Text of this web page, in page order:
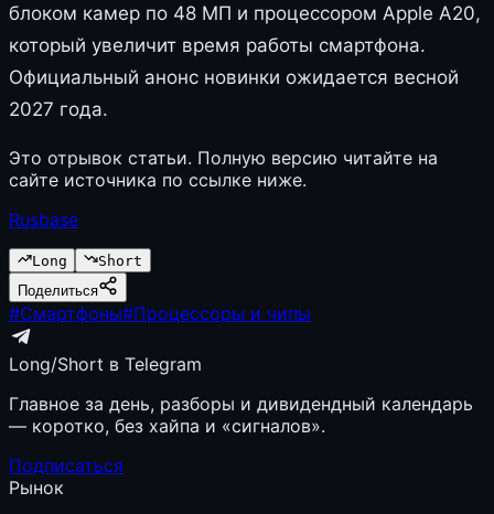
блоком камер по 48 МП и процессором Apple A20,
который увеличит время работы смартфона.
Официальный анонс новинки ожидается весной
2027 года.
Это отрывок статьи. Полную версию читайте на
сайте источника по ссылке ниже.
Rusbase
Long
Short
Поделиться
#Смартфоны#Процессоры и чипы
Long/Short в Telegram
Главное за день, разборы и дивидендный календарь
— коротко, без хайпа и «сигналов».
Подписаться
Рынок